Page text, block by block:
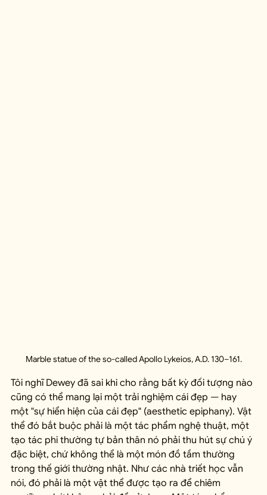
Marble statue of the so-called Apollo Lykeios, A.D. 130–161.
Tôi nghĩ Dewey đã sai khi cho rằng bất kỳ đối tượng nào
cũng có thể mang lại một trải nghiệm cái đẹp — hay
một "sự hiển hiện của cái đẹp" (aesthetic epiphany). Vật
thể đó bắt buộc phải là một tác phẩm nghệ thuật, một
tạo tác phi thường tự bản thân nó phải thu hút sự chú ý
đặc biệt, chứ không thể là một món đồ tầm thường
trong thế giới thường nhật. Như các nhà triết học vẫn
nói, đó phải là một vật thể được tạo ra để chiêm